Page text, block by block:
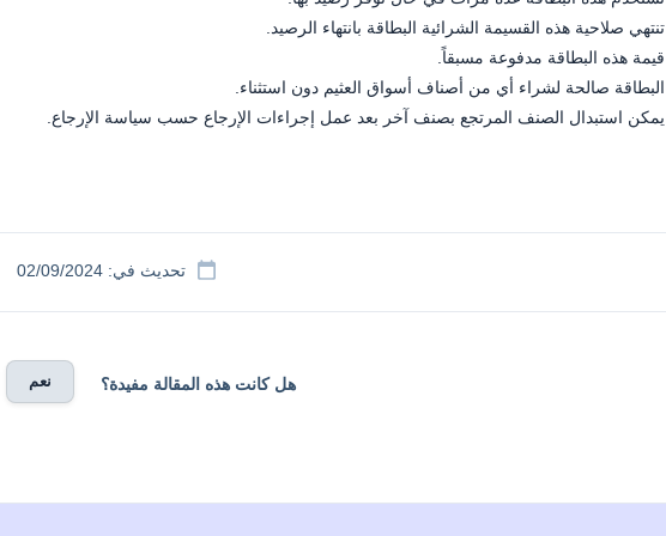
تنتهي صلاحية هذه القسيمة الشرائية البطاقة بانتهاء الرصيد.
قيمة هذه البطاقة مدفوعة مسبقاً.
البطاقة صالحة لشراء أي من أصناف أسواق العثيم دون استثناء.
يمكن استبدال الصنف المرتجع بصنف آخر بعد عمل إجراءات الإرجاع حسب سياسة الإرجاع.
تحديث في: 02/09/2024
هل كانت هذه المقالة مفيدة؟ نعم